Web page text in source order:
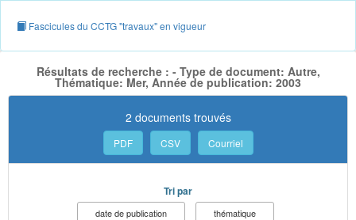
Fascicules du CCTG "travaux" en vigueur
Résultats de recherche : - Type de document: Autre,
Thématique: Mer, Année de publication: 2003
2 documents trouvés
PDF CSV Courriel
Tri par
date de publication
thématique